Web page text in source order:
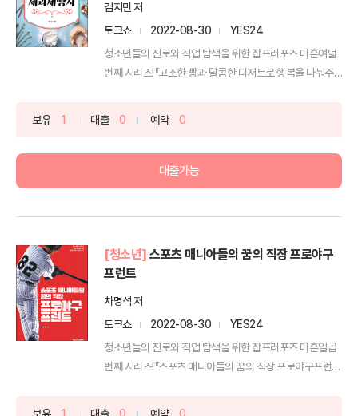
김지민 저
토크쇼
2022-08-30
YES24
청소년들의 진로와 직업 탐색을 위한 잡프러포즈 마흔여덟
번째 시리즈!『고소한 빵과 달콤한 디저트로 행복을 나눠주
보유 1 대출 0 예약 0
대출가능
[청소년] 스포츠 매니아들의 꿈의 직장 프로야구
프런트
차명석 저
토크쇼
2022-08-30
YES24
청소년들의 진로와 직업 탐색을 위한 잡프러포즈 마흔일곱
번째 시리즈!『스포츠 매니아들의 꿈의 직장 프로야구프런
보유 1 대출 0 예약 0